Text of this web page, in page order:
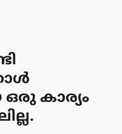
കാര്യം